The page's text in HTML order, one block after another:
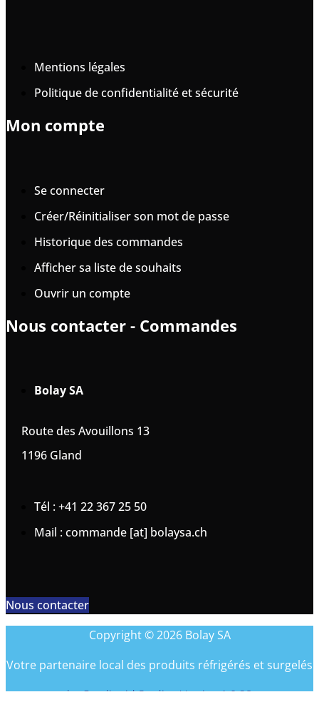
Mentions légales
Politique de confidentialité et sécurité
Mon compte
Se connecter
Créer/Réinitialiser son mot de passe
Historique des commandes
Afficher sa liste de souhaits
Ouvrir un compte
Nous contacter - Commandes
Bolay SA
Route des Avouillons 13
1196 Gland
Tél : +41 22 367 25 50
Mail : commande [at] bolaysa.ch
Nous contacter
Copyright © 2026 Bolay SA
Votre partenaire local des produits réfrigérés et surgelés
by Coreliquid Studio - Version 1.0.28